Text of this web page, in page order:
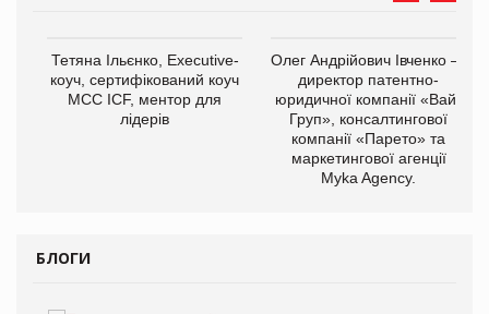
Тетяна Ільєнко, Executive-
коуч, сертифікований коуч
МСС ICF, ментор для
лідерів
Олег Андрійович Івченко —
директор патентно-
юридичної компанії «Вайз
Груп», консалтингової
компанії «Парето» та
маркетингової агенції
Myka Agency.
БЛОГИ